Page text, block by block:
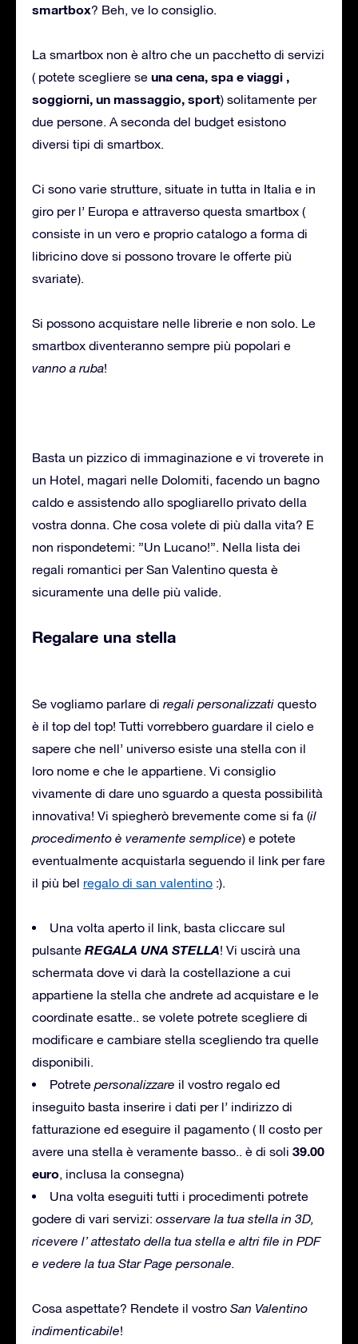
smartbox? Beh, ve lo consiglio.
La smartbox non è altro che un pacchetto di servizi
( potete scegliere se una cena, spa e viaggi ,
soggiorni, un massaggio, sport) solitamente per
due persone. A seconda del budget esistono
diversi tipi di smartbox.
Ci sono varie strutture, situate in tutta in Italia e in
giro per l’ Europa e attraverso questa smartbox (
consiste in un vero e proprio catalogo a forma di
libricino dove si possono trovare le offerte più
svariate).
Si possono acquistare nelle librerie e non solo. Le
smartbox diventeranno sempre più popolari e
vanno a ruba!
Basta un pizzico di immaginazione e vi troverete in
un Hotel, magari nelle Dolomiti, facendo un bagno
caldo e assistendo allo spogliarello privato della
vostra donna. Che cosa volete di più dalla vita? E
non rispondetemi: ”Un Lucano!”. Nella lista dei
regali romantici per San Valentino questa è
sicuramente una delle più valide.
Regalare una stella
Se vogliamo parlare di regali personalizzati questo
è il top del top! Tutti vorrebbero guardare il cielo e
sapere che nell’ universo esiste una stella con il
loro nome e che le appartiene. Vi consiglio
vivamente di dare uno sguardo a questa possibilità
innovativa! Vi spiegherò brevemente come si fa (il
procedimento è veramente semplice) e potete
eventualmente acquistarla seguendo il link per fare
il più bel regalo di san valentino :).
Una volta aperto il link, basta cliccare sul
pulsante REGALA UNA STELLA! Vi uscirà una
schermata dove vi darà la costellazione a cui
appartiene la stella che andrete ad acquistare e le
coordinate esatte.. se volete potrete scegliere di
modificare e cambiare stella scegliendo tra quelle
disponibili.
Potrete personalizzare il vostro regalo ed
inseguito basta inserire i dati per l’ indirizzo di
fatturazione ed eseguire il pagamento ( Il costo per
avere una stella è veramente basso.. è di soli 39.00
euro, inclusa la consegna)
Una volta eseguiti tutti i procedimenti potrete
godere di vari servizi: osservare la tua stella in 3D,
ricevere l’ attestato della tua stella e altri file in PDF
e vedere la tua Star Page personale.
Cosa aspettate? Rendete il vostro San Valentino
indimenticabile!